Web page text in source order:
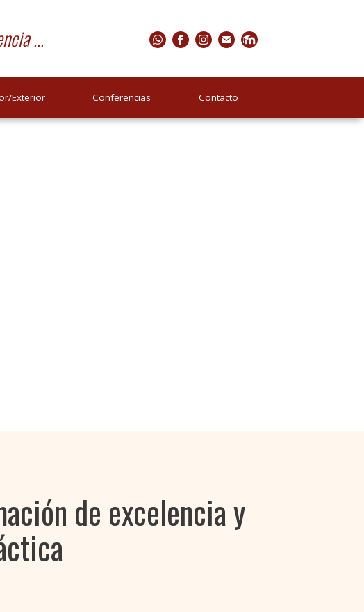
...
Exterior Conferencias Contacto
de excelencia y